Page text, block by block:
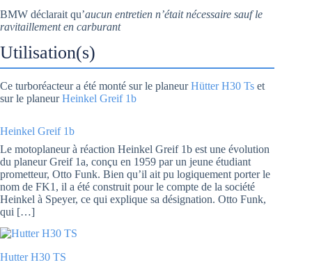
BMW déclarait qu’aucun entretien n’était nécessaire sauf le
ravitaillement en carburant
Utilisation(s)
Ce turboréacteur a été monté sur le planeurHütter H30 Ts et
sur le planeurHeinkel Greif 1b
Heinkel Greif 1b
Le motoplaneur à réaction Heinkel Greif 1b est une évolution
du planeur Greif 1a, conçu en 1959 par un jeune étudiant
prometteur, Otto Funk. Bien qu’il ait pu logiquement porter le
nom de FK1, il a été construit pour le compte de la société
Heinkel à Speyer, ce qui explique sa désignation. Otto Funk,
qui […]
Hutter H30 TS